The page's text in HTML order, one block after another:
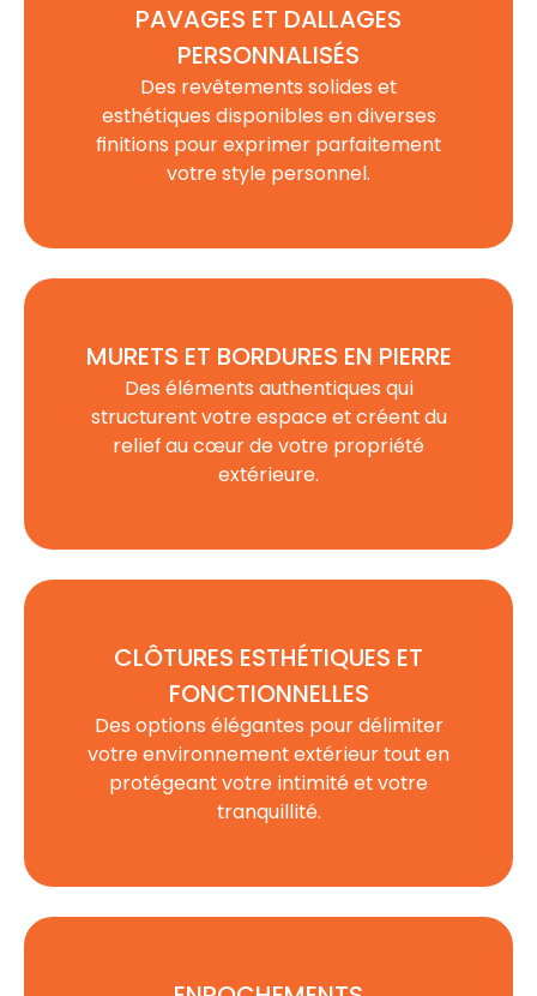
PAVAGES ET DALLAGES
PERSONNALISÉS
Des revêtements solides et
esthétiques disponibles en diverses
finitions pour exprimer parfaitement
votre style personnel.
MURETS ET BORDURES EN PIERRE
Des éléments authentiques qui
structurent votre espace et créent du
relief au cœur de votre propriété
extérieure.
CLÔTURES ESTHÉTIQUES ET
FONCTIONNELLES
Des options élégantes pour délimiter
votre environnement extérieur tout en
protégeant votre intimité et votre
tranquillité.